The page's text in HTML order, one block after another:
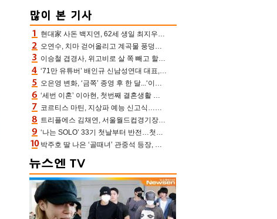
현대家 사돈 백지연, 62세 생일 최지우와 “올해도 함께” 이영애 신애라도 축하
오연수, 치마 걷어올리고 계곡물 풍덩‥무더위 잊은 제주 휴가
이승철 겹경사, 위고비로 살 쪽 빼고 할아버지 된다‥마음으로 낳은 딸 임신 자랑(유퀴즈)
‘71만 유튜버’ 배인규 신남성연대 대표, 오늘(5일) 숨진 채 발견…향년 36세
오은영 변화, ‘금쪽’ 종영 후 한 달...‘이것’ 끊고 살 뺀 모습 포착 “날씬하다!”
‘세번 이혼’ 이아현, 첫번째 결혼생활 떠올리며 눈물 “첫 남편에 미안해”(새롭게하소서)
코르티스 마틴, 지상파 예능 신고식…저작권 지분 분배 방식까지 공개(라스)
트리플에스 김채연, 서울월드컵경기장에 뜬 맨시티 여신 [포토엔HD]
‘나는 SOLO’ 33기 첫날부터 반전…첫인상 0표 영호, 호감남 급부상
박주호 딸 나은 ‘골때녀’ 관중석 등장, 김민재 복제인간 보고 혼란 [결정적장면]